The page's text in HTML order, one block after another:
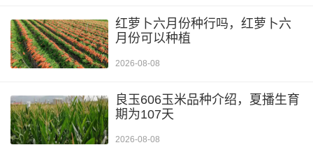
红萝卜六月份种行吗，红萝卜六
月份可以种植
2026-08-08
良玉606玉米品种介绍，夏播生育
期为107天
2026-08-08